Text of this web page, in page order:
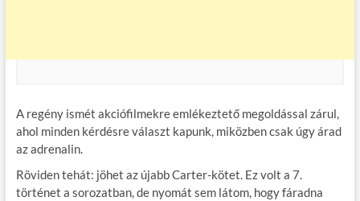
A regény ismét akciófilmekre emlékeztető megoldással zárul,
ahol minden kérdésre választ kapunk, miközben csak úgy árad
az adrenalin.
Röviden tehát: jöhet az újabb Carter-kötet. Ez volt a 7.
történet a sorozatban, de nyomát sem látom, hogy fáradna